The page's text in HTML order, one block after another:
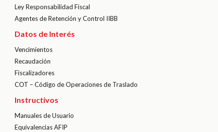
Ley Responsabilidad Fiscal
Agentes de Retención y Control IIBB
Datos de Interés
Vencimientos
Recaudación
Fiscalizadores
COT – Código de Operaciones de Traslado
Instructivos
Manuales de Usuario
Equivalencias AFIP